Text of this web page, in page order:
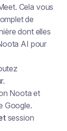
Cela vous
de
dont elles
AI pour
Noota et
Google.
session